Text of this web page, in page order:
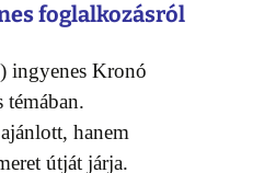
foglalkozásról
ingyenes Kronó
témában.
hanem
útját járja.